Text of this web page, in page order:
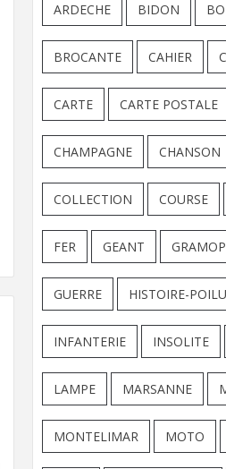
ARDECHE BIDON
BROCANTE CAHIER
CARTE CARTE POSTALE
CHAMPAGNE CHANSON
COLLECTION COURSE
FER GEANT
GUERRE HISTOIRE-POILU
INFANTERIE INSOLITE
LAMPE MARSANNE
MONTELIMAR MOTO